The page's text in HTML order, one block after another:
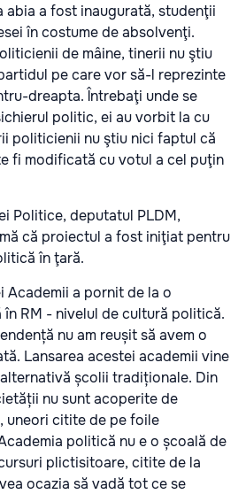
abia a fost inaugurată, studenţii
în costume de absolvenţi.
de mâine, tinerii nu ştiu
pe care vor să-l reprezinte
dreapta. Întrebaţi unde se
politic, ei au vorbit la cu
politicienii nu ştiu nici faptul că
fi modificată cu votul a cel puţin
Politice, deputatul PLDM,
că proiectul a fost iniţiat pentru
în ţară.
Academii a pornit de la o
RM - nivelul de cultură politică.
nu am reușit să avem o
Lansarea acestei academii vine
școlii tradiționale. Din
nu sunt acoperite de
uneori citite de pe foile
politică nu e o școală de
plictisitoare, citite de la
ocazia să vadă tot ce se